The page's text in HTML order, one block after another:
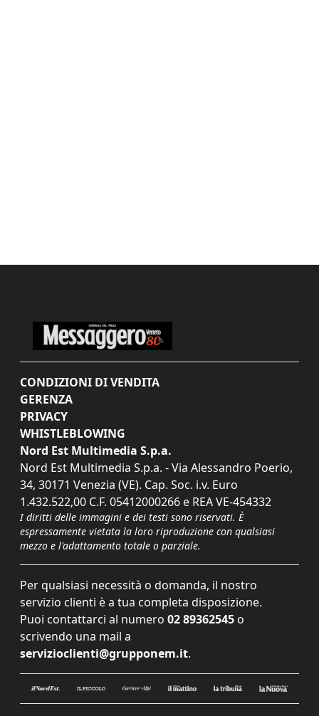
CONDIZIONI DI VENDITA
GERENZA
PRIVACY
WHISTLEBLOWING
Nord Est Multimedia S.p.a.
Nord Est Multimedia S.p.a. - Via Alessandro Poerio,
34, 30171 Venezia (VE). Cap. Soc. i.v. Euro
1.432.522,00 C.F. 05412000266 e REA VE-454332
I diritti delle immagini e dei testi sono riservati. È
espressamente vietata la loro riproduzione con qualsiasi
mezzo e l'adattamento totale o parziale.
Per qualsiasi necessità o domanda, il nostro
servizio clienti è a tua completa disposizione.
Puoi contattarci al numero 02 89362545 o
scrivendo una mail a
servizioclienti@grupponem.it.